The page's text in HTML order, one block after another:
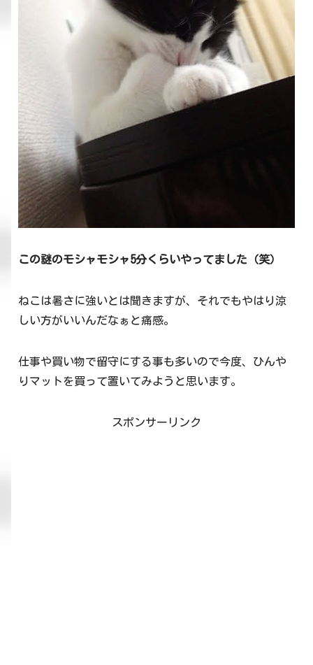
この謎のモシャモシャ5分くらいやってました（笑）
ねこは暑さに強いとは聞きますが、それでもやはり涼
しい方がいいんだなぁと痛感。
仕事や買い物で留守にする事も多いので今度、ひんや
りマットを買って置いてみようと思います。
スポンサーリンク